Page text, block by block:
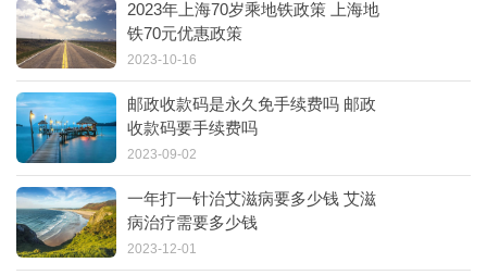
2023年上海70岁乘地铁政策 上海地
铁70元优惠政策
2023-10-16
邮政收款码是永久免手续费吗 邮政
收款码要手续费吗
2023-09-02
一年打一针治艾滋病要多少钱 艾滋
病治疗需要多少钱
2023-12-01